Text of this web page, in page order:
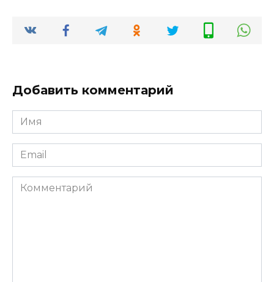
Добавить комментарий
Имя
*
Email
*
Комментарий